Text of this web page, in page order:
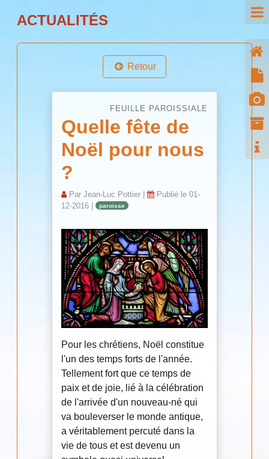
ACTUALITÉS
Retour
FEUILLE PAROISSIALE
Quelle fête de
Noël pour nous
?
ParJean-Luc Pottier | Publié le01-
12-2016 | paroisse
Pour les chrétiens, Noël constitue
l'un des temps forts de l'année.
Tellement fort que ce temps de
paix et de joie, lié à la célébration
de l'arrivée d'un nouveau-né qui
va bouleverser le monde antique,
a véritablement percuté dans la
vie de tous et est devenu un